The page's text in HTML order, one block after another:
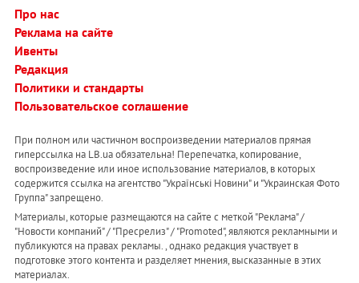
Про нас
Реклама на сайте
Ивенты
Редакция
Политики и стандарты
Пользовательское соглашение
При полном или частичном воспроизведении материалов прямая
гиперссылка на LB.ua обязательна! Перепечатка, копирование,
воспроизведение или иное использование материалов, в которых
содержится ссылка на агентство "Українськi Новини" и "Украинская Фото
Группа" запрещено.
Материалы, которые размещаются на сайте с меткой "Реклама" /
"Новости компаний" / "Пресрелиз" / "Promoted", являются рекламными и
публикуются на правах рекламы. , однако редакция участвует в
подготовке этого контента и разделяет мнения, высказанные в этих
материалах.